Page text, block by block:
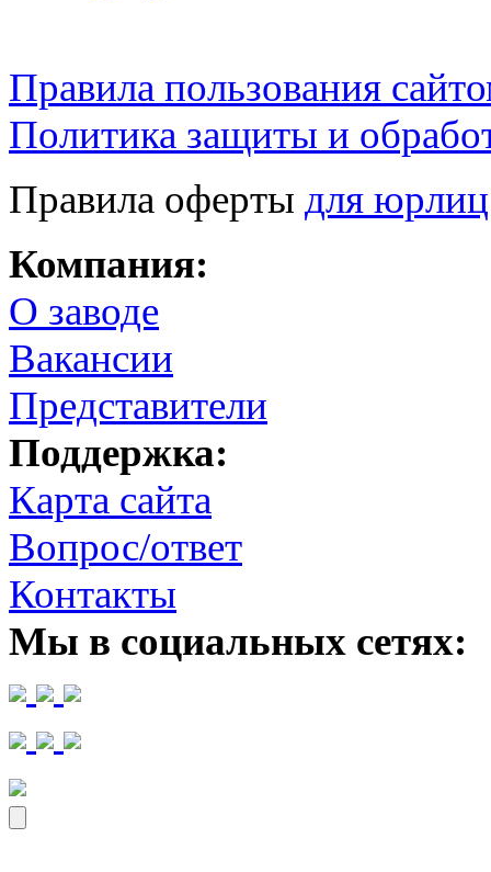
Правила пользования
Политика защиты и
Правила оферты для
Компания:
О заводе
Вакансии
Представители
Поддержка:
Карта сайта
Вопрос/ответ
Контакты
Мы в социальных сетях: